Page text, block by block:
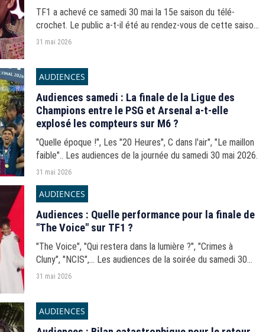
TF1 a achevé ce samedi 30 mai la 15e saison du télé-
crochet. Le public a-t-il été au rendez-vous de cette saison
anniversaire ?
31 mai 2026
AUDIENCES
Audiences samedi : La finale de la Ligue des
Champions entre le PSG et Arsenal a-t-elle
explosé les compteurs sur M6 ?
"Quelle époque !", Les "20 Heures", C dans l'air", "Le maillon
faible".. Les audiences de la journée du samedi 30 mai 2026.
31 mai 2026
AUDIENCES
Audiences : Quelle performance pour la finale de
"The Voice" sur TF1 ?
"The Voice", "Qui restera dans la lumière ?", "Crimes à
Cluny", "NCIS",... Les audiences de la soirée du samedi 30
mai 2026.
31 mai 2026
AUDIENCES